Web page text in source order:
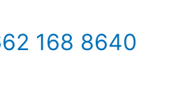
168 8640